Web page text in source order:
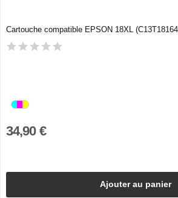
Cartouche compatible EPSON 18XL
34,90 €
Ajouter au panier